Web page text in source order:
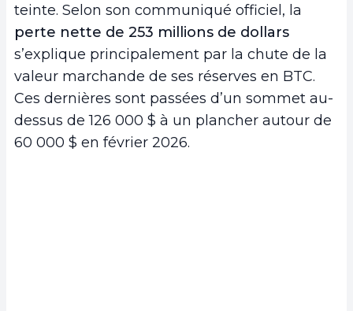
teinte. Selon son communiqué officiel, la
perte nette de 253 millions de dollars
s’explique principalement par la chute de la
valeur marchande de ses réserves en BTC.
Ces dernières sont passées d’un sommet au-
dessus de 126 000 $ à un plancher autour de
60 000 $ en février 2026.